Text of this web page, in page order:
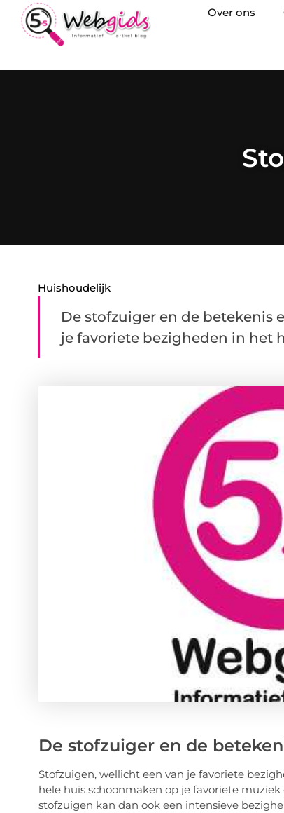
Over ons
Huishoudelijk
De stofzuiger en de betekenis
je favoriete bezigheden in het
De stofzuiger en de
Stofzuigen, wellicht een van je favoriete
hele huis schoonmaken op je favoriete
stofzuigen kan dan ook een intensieve